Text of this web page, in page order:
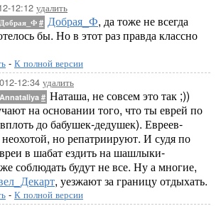
12:12 удалить
# Добрая_Ф, да тоже не всегда
бы. Но в этот раз правда классно
- К полной версии
12:34 удалить
# Наташа, не совсем это так ;))
на основании того, что ты еврей по
до бабушек-дедушек). Евреев-
но репатриируют. И судя по
в шабат ездить на шашлыки-
соблюдать будут не все. Ну а многие,
, уезжают за границу отдыхать.
- К полной версии